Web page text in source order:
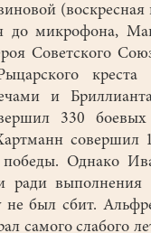
(воскресная
до микрофона,
Советского
креста
и
330
совершил
Однако
ради выполнения
не был сбит.
самого слабого